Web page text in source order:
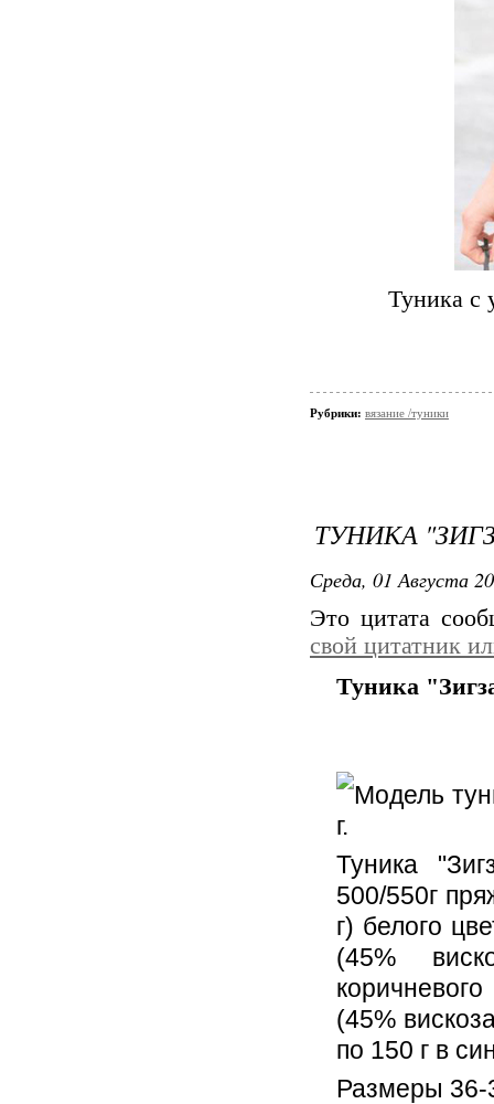
Туника с
Рубрики: вязание /туники
ТУНИКА
Среда, 01 Августа
Это цитата
свой цитатник
Туника
Модель
г.
Туника
500/550г
г) белого
(45%
(45%
по 150 г в
Размеры 36-